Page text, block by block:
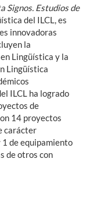
Signos. Estudios de
del ILCL, es
innovadoras
la
Lingüística y la
Lingüística
ILCL ha logrado
de
14 proyectos
carácter
de equipamiento
de otros con